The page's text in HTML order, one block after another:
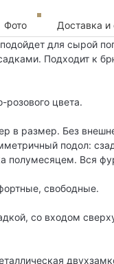
Фото
Доставка и
для сырой
Подходит к
розового цвета.
в размер. Без
подол:
полумесяцем. Вся
свободные.
со входом